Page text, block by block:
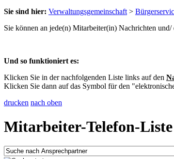
Sie sind hier: Verwaltungsgemeinschaft >
Sie können an jede(n) Mitarbeiter(in) Nachrichten
Und so funktioniert es:
Klicken Sie in der nachfolgenden Liste links auf den
Klicken Sie dann auf das Symbol für den
drucken nach oben
Mitarbeiter-Telefon-Liste